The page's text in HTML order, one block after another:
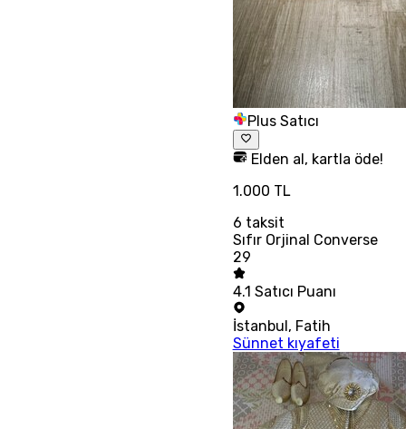
Plus Satıcı
Elden al, kartla öde!
1.000 TL
6 taksit
Sıfır Orjinal Converse
29
4.1 Satıcı Puanı
İstanbul, Fatih
Sünnet kıyafeti